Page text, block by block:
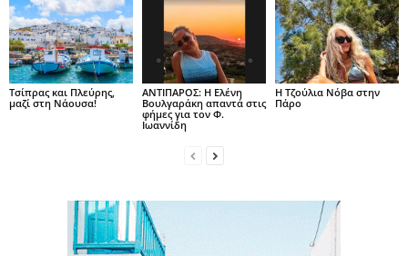
Τσίπρας και Πλεύρης,
μαζί στη Νάουσα!
ΑΝΤΙΠΑΡΟΣ: Η Ελένη
Βουλγαράκη απαντά στις
φήμες για τον Φ.
Ιωαννίδη
H Τζούλια Νόβα στην
Πάρο